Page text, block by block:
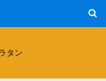
タン